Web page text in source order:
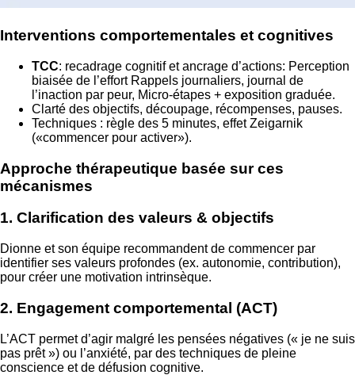
Interventions comportementales et cognitives
TCC: recadrage cognitif et ancrage d’actions: Perception
biaisée de l’effort Rappels journaliers, journal de
l’inaction par peur, Micro‑étapes + exposition graduée.
Clarté des objectifs, découpage, récompenses, pauses.
Techniques : règle des 5 minutes, effet Zeigarnik
(«commencer pour activer»).
Approche thérapeutique basée sur ces
mécanismes
1. Clarification des valeurs & objectifs
Dionne et son équipe recommandent de commencer par
identifier ses valeurs profondes (ex. autonomie, contribution),
pour créer une motivation intrinsèque.
2. Engagement comportemental (ACT)
L’ACT permet d’agir malgré les pensées négatives (« je ne suis
pas prêt ») ou l’anxiété, par des techniques de pleine
conscience et de défusion cognitive.